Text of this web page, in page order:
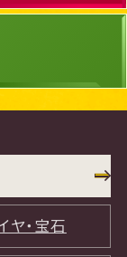
ヤ・宝石